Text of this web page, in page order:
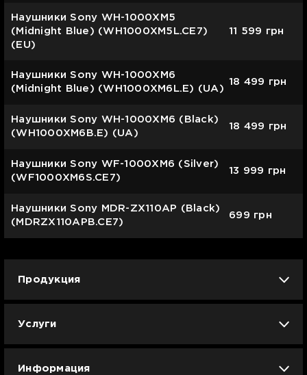
Наушники Sony WH-1000XM5
(Midnight Blue) (WH1000XM5L.CE7)
(EU)
11 599 грн
Наушники Sony WH-1000XM6
(Midnight Bluе) (WH1000XM6L.E) (UA)
18 499 грн
Наушники Sony WH-1000XM6 (Black)
(WH1000XM6B.E) (UA)
18 499 грн
Наушники Sony WF-1000XM6 (Silver)
(WF1000XM6S.CE7)
13 999 грн
Наушники Sony MDR-ZX110AP (Black)
(MDRZX110APB.CE7)
699 грн
Продукция
Apple б/у
Услуги
Информация